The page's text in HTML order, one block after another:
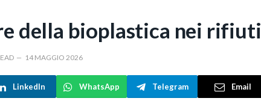
della bioplastica nei rifiuti
14 MAGGIO 2026
LinkedIn WhatsApp Telegram Email